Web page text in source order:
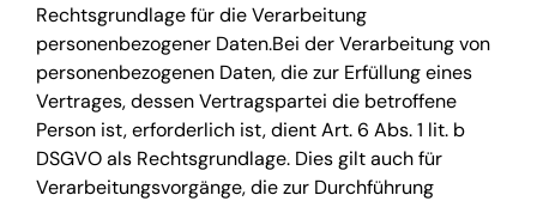
Rechtsgrundlage für die Verarbeitung
personenbezogener Daten.Bei der Verarbeitung von
personenbezogenen Daten, die zur Erfüllung eines
Vertrages, dessen Vertragspartei die betroffene
Person ist, erforderlich ist, dient Art. 6 Abs. 1 lit. b
DSGVO als Rechtsgrundlage. Dies gilt auch für
Verarbeitungsvorgänge, die zur Durchführung